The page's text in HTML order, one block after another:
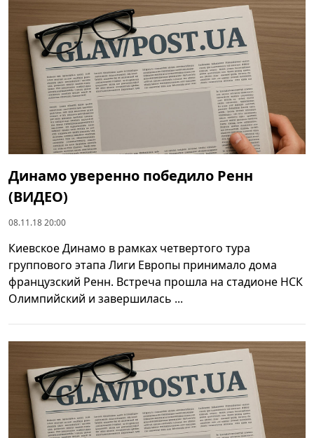
Динамо уверенно победило Ренн
(ВИДЕО)
08.11.18 20:00
Киевское Динамо в рамках четвертого тура
группового этапа Лиги Европы принимало дома
французский Ренн. Встреча прошла на стадионе НСК
Олимпийский и завершилась ...